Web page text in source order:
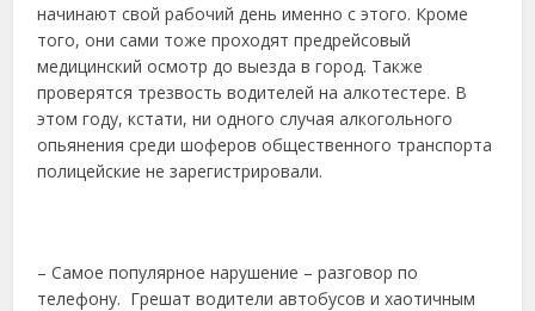
начинают свой рабочий день именно с этого. Кроме
того, они сами тоже проходят предрейсовый
медицинский осмотр до выезда в город. Также
проверятся трезвость водителей на алкотестере. В
этом году, кстати, ни одного случая алкогольного
опьянения среди шоферов общественного транспорта
полицейские не зарегистрировали.
– Самое популярное нарушение – разговор по
телефону. Грешат водители автобусов и хаотичным